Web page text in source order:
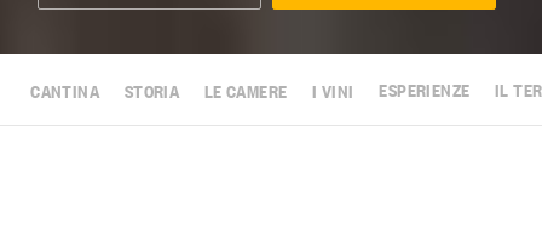
CANTINA STORIA LE CAMERE I VINI ESPERIENZE IL